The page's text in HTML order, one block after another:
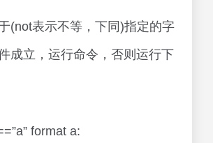
(not表示不等，下同)指定的字
成立，运行命令，否则运行下
format a: